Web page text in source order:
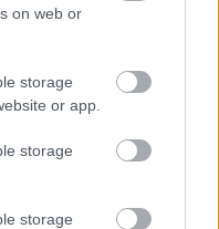
on web or
storage
or app.
storage
storage
a közlekedési